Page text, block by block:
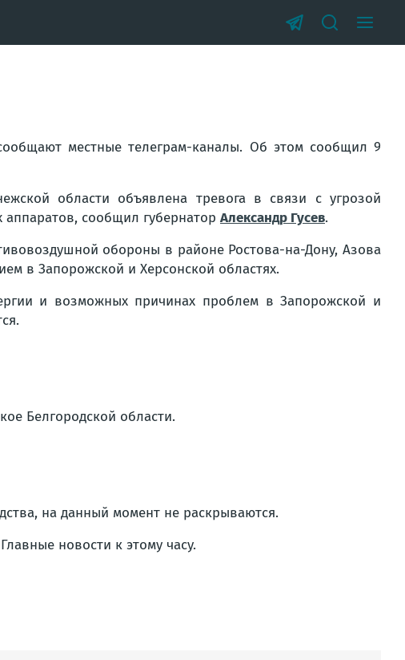
местные телеграм-каналы. Об этом сообщил 9
области объявлена тревога в связи с угрозой
аппаратов, сообщил губернатор Александр Гусев.
обороны в районе Ростова-на-Дону, Азова
в Запорожской и Херсонской областях.
и возможных причинах проблем в Запорожской и
Белгородской области.
на данный момент не раскрываются.
новости к этому часу.